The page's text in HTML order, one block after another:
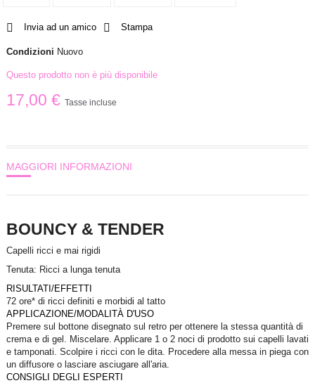
Invia ad un amico Stampa
Condizioni Nuovo
Questo prodotto non è più disponibile
17,00 € Tasse incluse
MAGGIORI INFORMAZIONI
BOUNCY & TENDER
Capelli ricci e mai rigidi
Tenuta: Ricci a lunga tenuta
RISULTATI/EFFETTI
72 ore* di ricci definiti e morbidi al tatto
APPLICAZIONE/MODALITÀ D'USO
Premere sul bottone disegnato sul retro per ottenere la stessa quantità di
crema e di gel. Miscelare. Applicare 1 o 2 noci di prodotto sui capelli lavati
e tamponati. Scolpire i ricci con le dita. Procedere alla messa in piega con
un diffusore o lasciare asciugare all'aria.
CONSIGLI DEGLI ESPERTI